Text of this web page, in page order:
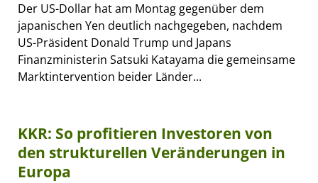
Der US-Dollar hat am Montag gegenüber dem
japanischen Yen deutlich nachgegeben, nachdem
US-Präsident Donald Trump und Japans
Finanzministerin Satsuki Katayama die gemeinsame
Marktintervention beider Länder...
KKR: So profitieren Investoren von
den strukturellen Veränderungen in
Europa